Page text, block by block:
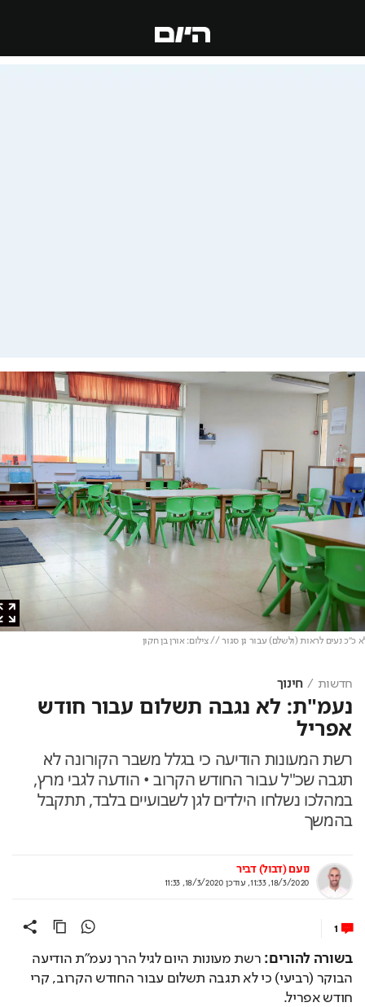
נעים לראות (ולשלם) עבור גן סגור // צילום: אורן בן חקון
חדשות חינוך
נעמ"ת: לא נגבה תשלום עבור חודש
אפריל
רשת המעונות הודיעה כי בגלל משבר הקורונה לא
תגבה שכ"ל עבור החודש הקרוב • הודעה לגבי מרץ,
במהלכו נשלחו הילדים לגן לשבועיים בלבד, תתקבל
בהמשך
נועם (דבול) דביר
18/3/2020, 11:33
,עודכן18/3/2020, 11:33
1
בשורה להורים:
רשת מעונות היום לגיל הרך נעמ"ת הודיעה
הבוקר (רביעי) כי לא תגבה תשלום עבור החודש הקרוב, קרי
חודש אפריל.